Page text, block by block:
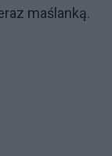
maślanką.